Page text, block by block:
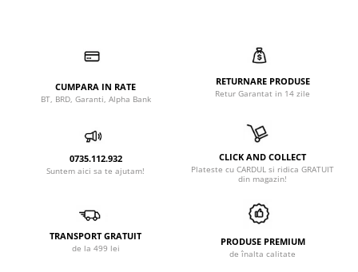
CUMPARA IN RATE
BT, BRD, Garanti, Alpha Bank
RETURNARE PRODUSE
Retur Garantat in 14 zile
0735.112.932
Suntem aici sa te ajutam!
CLICK AND COLLECT
Plateste cu CARDUL si ridica GRATUIT
din magazin!
TRANSPORT GRATUIT
de la 499 lei
PRODUSE PREMIUM
de înalta calitate